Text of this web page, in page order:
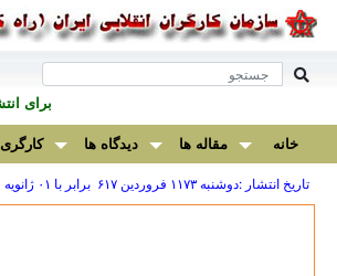
برای
خانه مقاله ها دیدگاه ها کارگری
تاریخ انتشار :دوشنبه ۱۱۷۳ فروردين ۶۱۷ برابر با ۰۱ ژانويه ۰۰۰۱